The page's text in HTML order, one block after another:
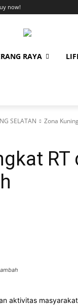
now!
RAYA
SELATAN Zona
RT
aktivitas